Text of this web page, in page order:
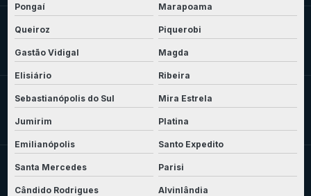
Pongaí Marapoama
Queiroz Piquerobi
Gastão Vidigal Magda
Elisiário Ribeira
Sebastianópolis do Sul Mira Estrela
Jumirim Platina
Emilianópolis Santo Expedito
Santa Mercedes Parisi
Cândido Rodrigues Alvinlândia